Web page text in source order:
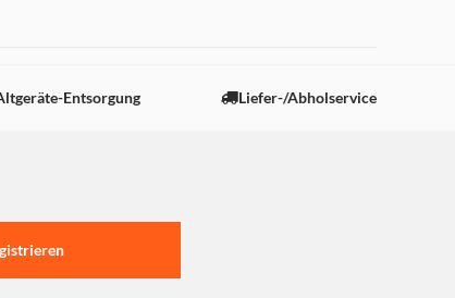
Entsorgung Liefer-/Abholservice